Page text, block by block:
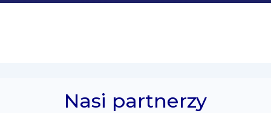
Nasi partnerzy